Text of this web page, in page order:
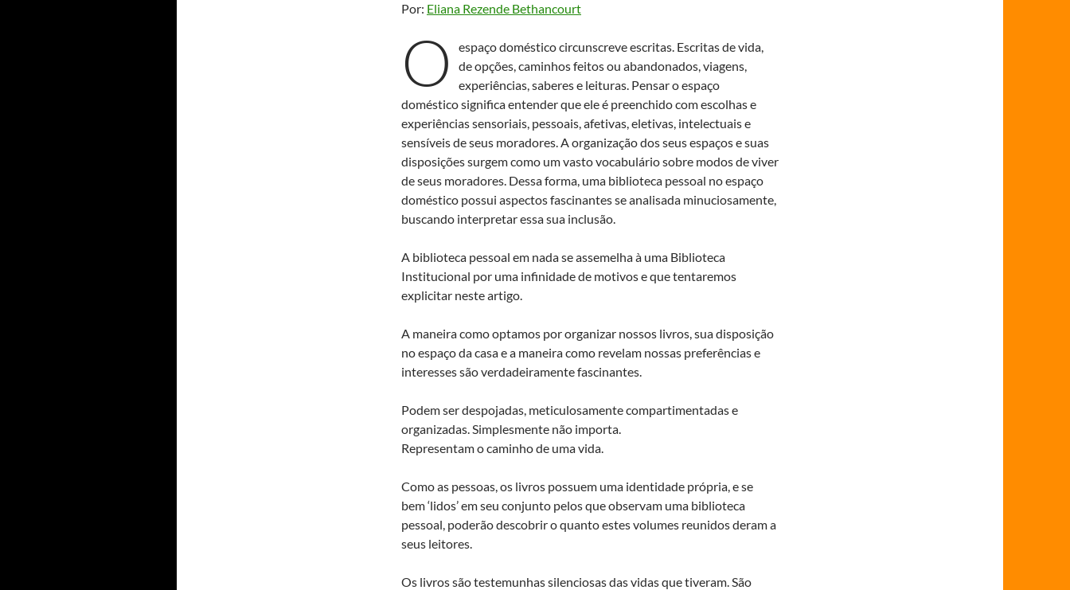
Por: Eliana Rezende Bethancourt
O
espaço doméstico circunscreve escritas. Escritas de vida,
de opções, caminhos feitos ou abandonados, viagens,
experiências, saberes e leituras. Pensar o espaço
doméstico significa entender que ele é preenchido com escolhas e
experiências sensoriais, pessoais, afetivas, eletivas, intelectuais e
sensíveis de seus moradores. A organização dos seus espaços e suas
disposições surgem como um vasto vocabulário sobre modos de viver
de seus moradores. Dessa forma, uma biblioteca pessoal no espaço
doméstico possui aspectos fascinantes se analisada minuciosamente,
buscando interpretar essa sua inclusão.
A biblioteca pessoal em nada se assemelha à uma Biblioteca
Institucional por uma infinidade de motivos e que tentaremos
explicitar neste artigo.
A maneira como optamos por organizar nossos livros, sua disposição
no espaço da casa e a maneira como revelam nossas preferências e
interesses são verdadeiramente fascinantes.
Podem ser despojadas, meticulosamente compartimentadas e
organizadas. Simplesmente não importa.
Representam o caminho de uma vida.
Como as pessoas, os livros possuem uma identidade própria, e se
bem ‘lidos’ em seu conjunto pelos que observam uma biblioteca
pessoal, poderão descobrir o quanto estes volumes reunidos deram a
seus leitores.
Os livros são testemunhas silenciosas das vidas que tiveram. São